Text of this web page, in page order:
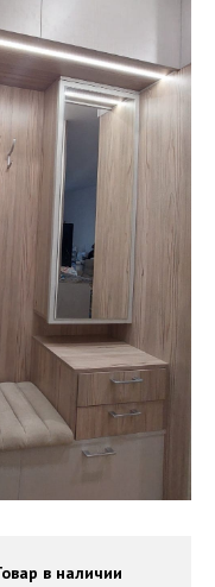
в наличии